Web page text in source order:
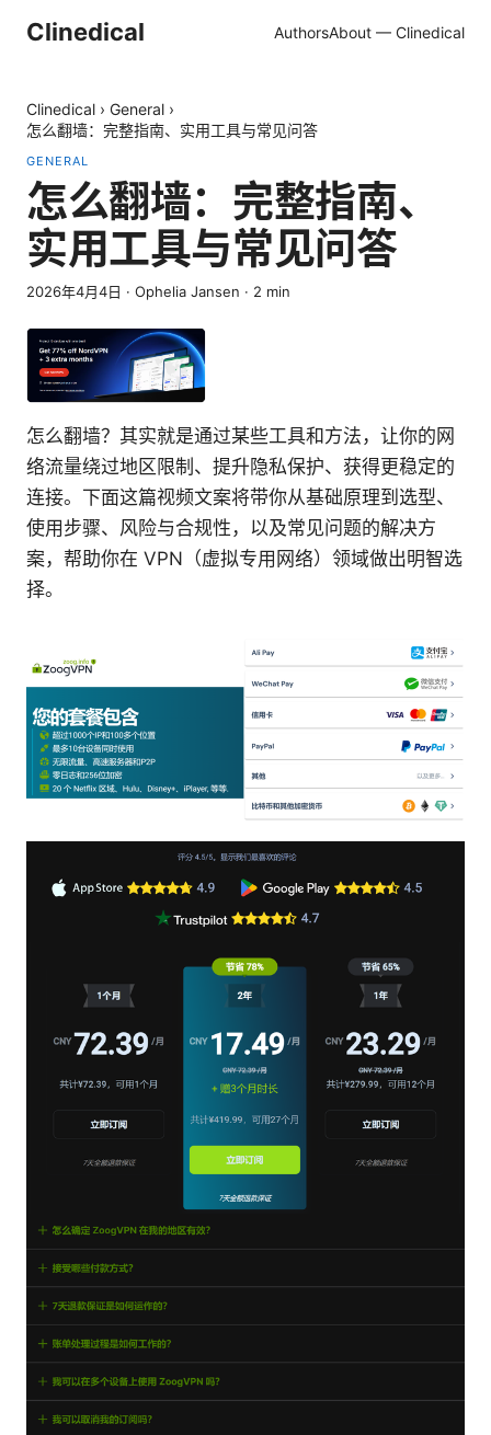
Clinedical AuthorsAbout — Clinedical
Clinedical › General ›
怎么翻墙：完整指南、实用工具与常见问答
GENERAL
怎么翻墙：完整指南、
实用工具与常见问答
2026年4月4日 · Ophelia Jansen · 2 min
怎么翻墙？其实就是通过某些工具和方法，让你的网
络流量绕过地区限制、提升隐私保护、获得更稳定的
连接。下面这篇视频文案将带你从基础原理到选型、
使用步骤、风险与合规性，以及常见问题的解决方
案，帮助你在 VPN（虚拟专用网络）领域做出明智选
择。